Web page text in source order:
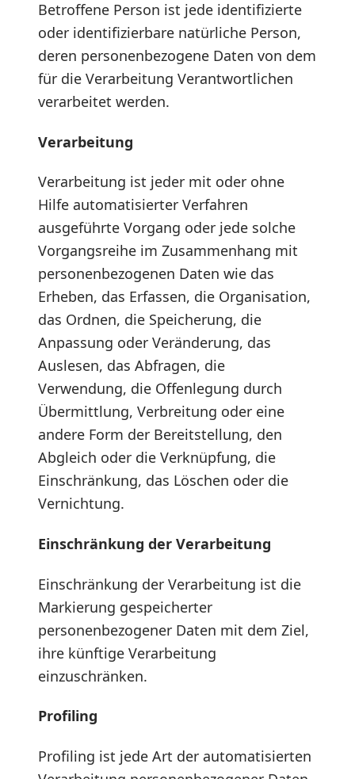
Betroffene Person ist jede identifizierte
oder identifizierbare natürliche Person,
deren personenbezogene Daten von dem
für die Verarbeitung Verantwortlichen
verarbeitet werden.
Verarbeitung
Verarbeitung ist jeder mit oder ohne
Hilfe automatisierter Verfahren
ausgeführte Vorgang oder jede solche
Vorgangsreihe im Zusammenhang mit
personenbezogenen Daten wie das
Erheben, das Erfassen, die Organisation,
das Ordnen, die Speicherung, die
Anpassung oder Veränderung, das
Auslesen, das Abfragen, die
Verwendung, die Offenlegung durch
Übermittlung, Verbreitung oder eine
andere Form der Bereitstellung, den
Abgleich oder die Verknüpfung, die
Einschränkung, das Löschen oder die
Vernichtung.
Einschränkung der Verarbeitung
Einschränkung der Verarbeitung ist die
Markierung gespeicherter
personenbezogener Daten mit dem Ziel,
ihre künftige Verarbeitung
einzuschränken.
Profiling
Profiling ist jede Art der automatisierten